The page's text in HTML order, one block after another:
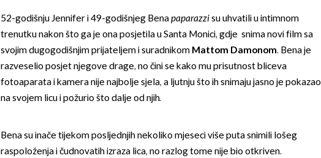
52-godišnju Jennifer i 49-godišnjeg Benapaparazzisu uhvatili u intimnom
trenutku nakon što ga je ona posjetila u Santa Monici, gdje snima novi film sa
svojim dugogodišnjim prijateljem i suradnikom Mattom Damonom. Bena je
razveselio posjet njegove drage, no čini se kako mu prisutnost bliceva
fotoaparata i kamera nije najbolje sjela, a ljutnju što ih snimaju jasno je pokazao
na svojem licu i požurio što dalje od njih.
Bena su inače tijekom posljednjih nekoliko mjeseci više puta snimili lošeg
raspoloženja i čudnovatih izraza lica, no razlog tome nije bio otkriven.